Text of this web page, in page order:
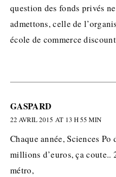
question des fonds privés
admettons, celle de
école de commerce
GASPARD
22 AVRIL 2015 AT 13 H 55 MIN
Chaque année, Sciences
millions d’euros, ça coute..
métro,